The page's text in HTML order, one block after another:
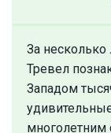
За
Тревел
Западом
многолетним